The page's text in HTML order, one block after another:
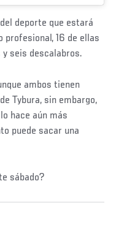
deporte que estará
profesional, 16 de ellas
y seis descalabros.
ambos tienen
Tybura, sin embargo,
hace aún más
puede sacar una
sábado?